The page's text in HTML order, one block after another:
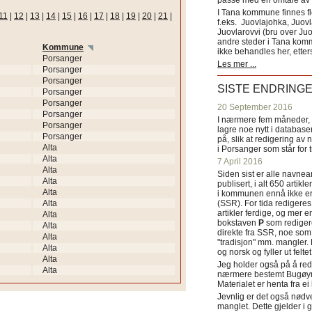
12 13 14 15 16 17 18 19 20 21
Kommune
Porsanger
Porsanger
Porsanger
Porsanger
Porsanger
Porsanger
Porsanger
Porsanger
Alta
Alta
Alta
Alta
Alta
Alta
Alta
Alta
Alta
Alta
Alta
Alta
I Tana kommune finnes
f.eks. Juovlajohka,
Juovlarovvi (bru over
andre steder i Tana
ikke behandles her,
Les mer ...
SISTE
20 September 2016
I nærmere fem
lagre noe nytt i
på, slik at redigering av
i Porsanger som står
7 April 2016
Siden sist er alle
publisert, i alt 650
i kommunen ennå ikke
(SSR). For tida
artikler ferdige, og mer
bokstaven P som
direkte fra SSR, noe
"tradisjon" mm.
og norsk og fyller ut
Jeg holder også på å
nærmere bestemt
Materialet er henta fra
Jevnlig er det også
manglet. Dette gjelder i